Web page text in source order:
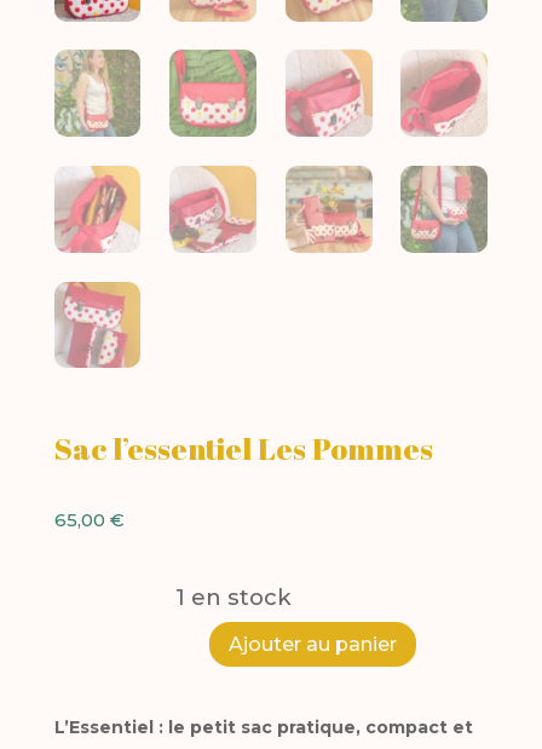
Sac l’essentiel Les Pommes
65,00 €
1 en stock
quantité
Ajouter au panier
t
L’Essentiel : le petit sac pratique, compact et